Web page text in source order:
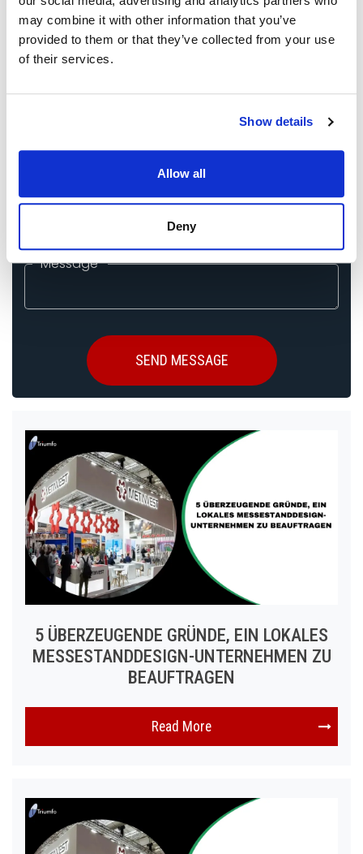
may combine it with other information that you’ve
provided to them or that they’ve collected from your use
of their services.
Show details
Allow all
Deny
Phone *
Exhibition Name*
Event City*
Booth Size
Message
5 ÜBERZEUGENDE GRÜNDE, EIN LOKALES
MESSESTANDDESIGN-UNTERNEHMEN ZU
BEAUFTRAGEN
Read More